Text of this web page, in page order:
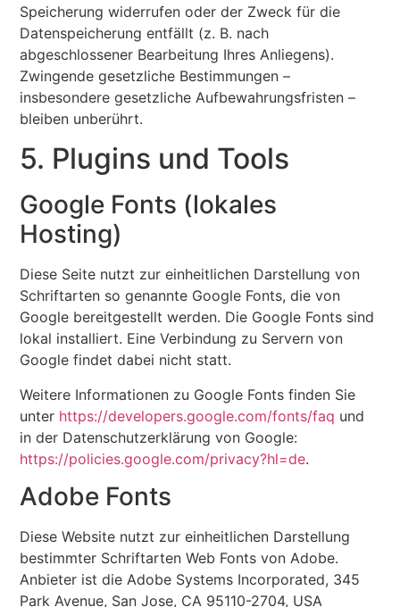
Speicherung widerrufen oder der Zweck für die
Datenspeicherung entfällt (z. B. nach
abgeschlossener Bearbeitung Ihres Anliegens).
Zwingende gesetzliche Bestimmungen –
insbesondere gesetzliche Aufbewahrungsfristen –
bleiben unberührt.
5. Plugins und Tools
Google Fonts (lokales
Hosting)
Diese Seite nutzt zur einheitlichen Darstellung von
Schriftarten so genannte Google Fonts, die von
Google bereitgestellt werden. Die Google Fonts sind
lokal installiert. Eine Verbindung zu Servern von
Google findet dabei nicht statt.
Weitere Informationen zu Google Fonts finden Sie
unter https://developers.google.com/fonts/faq und
in der Datenschutzerklärung von Google:
https://policies.google.com/privacy?hl=de.
Adobe Fonts
Diese Website nutzt zur einheitlichen Darstellung
bestimmter Schriftarten Web Fonts von Adobe.
Anbieter ist die Adobe Systems Incorporated, 345
Park Avenue, San Jose, CA 95110-2704, USA